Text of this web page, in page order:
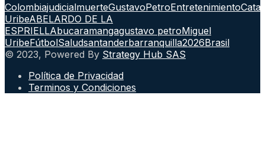
ColombiajudicialmuerteGustavoPetroEntretenimiento
UribeABELARDO DE LA
ESPRIELLAbucaramangagustavo petroMiguel
UribeFútbolSaludsantanderbarranquilla2026Brasil
© 2023, Powered By Strategy Hub SAS
Política de Privacidad
Terminos y Condiciones